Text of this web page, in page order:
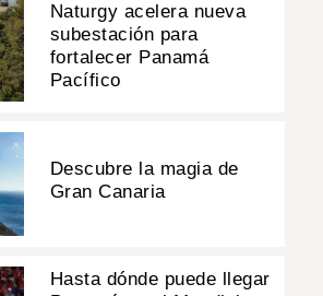
Naturgy acelera nueva
subestación para
fortalecer Panamá
Pacífico
Descubre la magia de
Gran Canaria
Hasta dónde puede llegar